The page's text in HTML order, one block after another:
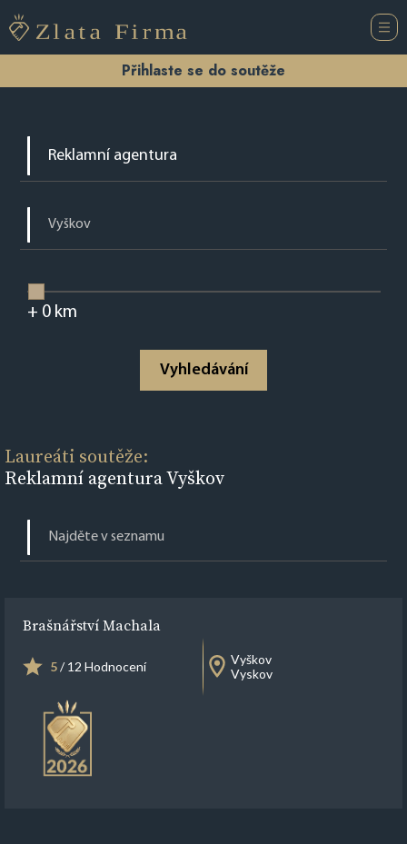
Přihlaste se do soutěže
+ 0km
Vyhledávání
Laureáti soutěže:
Reklamní agentura Vyškov
Brašnářství Machala
5/ 12 Hodnocení
Vyškov
Vyskov